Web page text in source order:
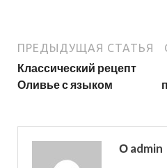
ПРЕДЫДУЩАЯ СТАТЬЯ
Классический рецепт
Оливье с языком
О admin